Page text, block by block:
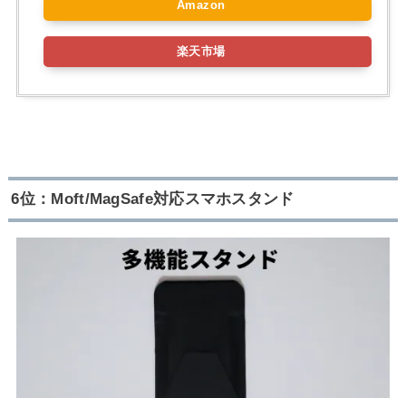
Amazon
楽天市場
6位：Moft/MagSafe対応スマホスタンド